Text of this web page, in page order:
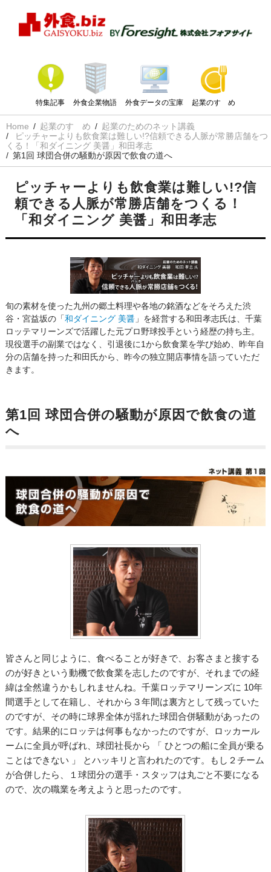
特集記事 外食企業物語 外食データの宝庫 起業のすゝめ
Home 起業のすゝめ
起業のためのネット講義
ピッチャーよりも飲食業は難しい!?信頼できる人脈が常勝店舗をつ
くる！「和ダイニング 美醤」和田孝志
第1回 球団合併の騒動が原因で飲食の道へ
ピッチャーよりも飲食業は難しい!?信
頼できる人脈が常勝店舗をつくる！
「和ダイニング 美醤」和田孝志
旬の素材を使った九州の郷土料理や各地の銘酒などをそろえた渋
谷・宮益坂の「 和ダイニング 美醤」を経営する和田孝志氏は、千葉
ロッテマリーンズで活躍した元プロ野球投手という経歴の持ち主。
現役選手の副業ではなく、引退後に1から飲食業を学び始め、昨年自
分の店舗を持った和田氏から、昨今の独立開店事情を語っていただ
きます。
第1回 球団合併の騒動が原因で飲食の道
へ
皆さんと同じように、食べることが好きで、お客さまと接する
のが好きという動機で飲食業を志したのですが、それまでの経
緯は全然違うかもしれませんね。千葉ロッテマリーンズに 10年
間選手として在籍し、それから３年間は裏方として残っていた
のですが、その時に球界全体が揺れた球団合併騒動があったの
です。結果的にロッテは何事もなかったのですが、ロッカール
ームに全員が呼ばれ、球団社長から 「 ひとつの船に全員が乗る
ことはできない 」 とハッキリと言われたのです。もし２チーム
が合併したら、１球団分の選手・スタッフは丸ごと不要になる
ので、次の職業を考えようと思ったのです。